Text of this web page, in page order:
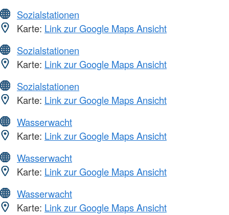
Sozialstationen
Karte: Link zur Google Maps Ansicht
Sozialstationen
Karte: Link zur Google Maps Ansicht
Sozialstationen
Karte: Link zur Google Maps Ansicht
Wasserwacht
Karte: Link zur Google Maps Ansicht
Wasserwacht
Karte: Link zur Google Maps Ansicht
Wasserwacht
Karte: Link zur Google Maps Ansicht